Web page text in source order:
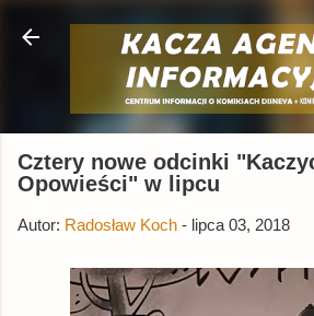
Przejdź do głównej
Cztery nowe odcinki
Opowieści" w lipcu
Autor: Radosław Koch - lipca 03, 2018